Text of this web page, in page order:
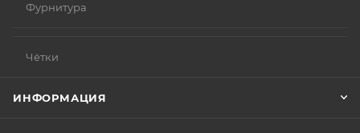
Фурнитура
Чётки
ИНФОРМАЦИЯ